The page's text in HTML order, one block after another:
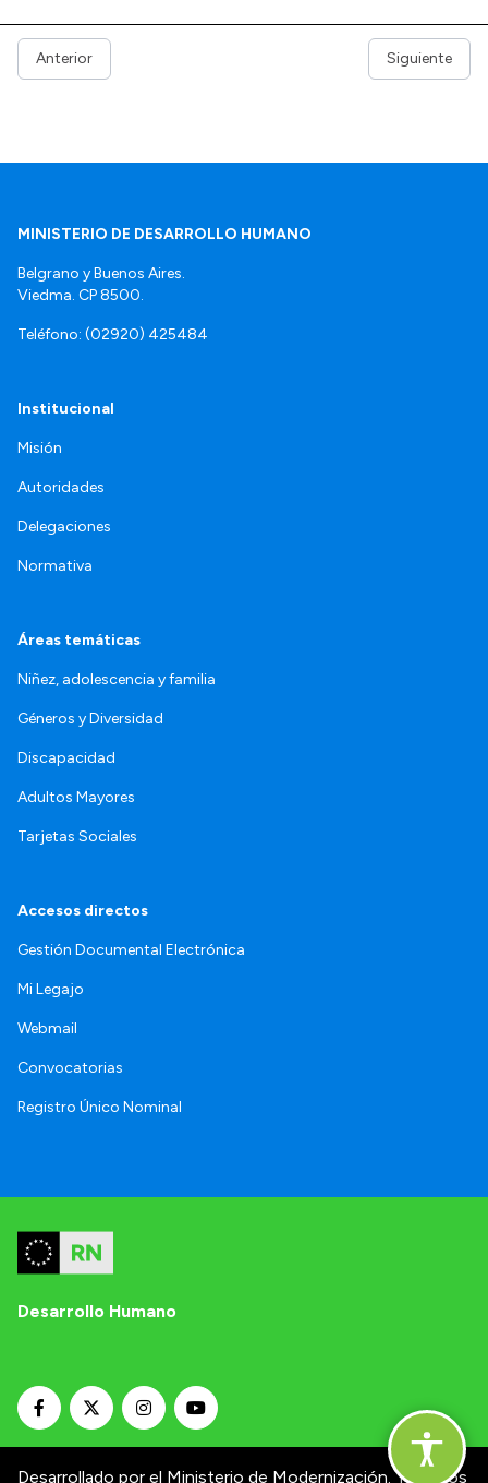
Anterior Siguiente
MINISTERIO DE DESARROLLO HUMANO
Belgrano y Buenos Aires.
Viedma. CP 8500.
Teléfono: (02920) 425484
Institucional
Misión
Autoridades
Delegaciones
Normativa
Áreas temáticas
Niñez, adolescencia y familia
Géneros y Diversidad
Discapacidad
Adultos Mayores
Tarjetas Sociales
Accesos directos
Gestión Documental Electrónica
Mi Legajo
Webmail
Convocatorias
Registro Único Nominal
Desarrollo Humano
Desarrollado por el Ministerio de Modernización. Términos